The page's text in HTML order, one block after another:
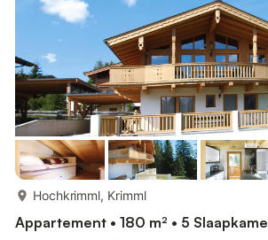
Hochkrimml, Krimml
Appartement • 180 m² • 5